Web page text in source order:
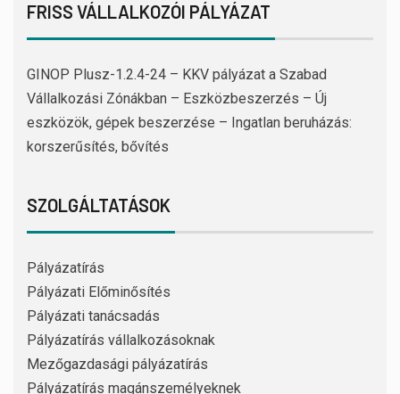
FRISS VÁLLALKOZÓI PÁLYÁZAT
GINOP Plusz-1.2.4-24 – KKV pályázat a Szabad
Vállalkozási Zónákban – Eszközbeszerzés – Új
eszközök, gépek beszerzése – Ingatlan beruházás:
korszerűsítés, bővítés
SZOLGÁLTATÁSOK
Pályázatírás
Pályázati Előminősítés
Pályázati tanácsadás
Pályázatírás vállalkozásoknak
Mezőgazdasági pályázatírás
Pályázatírás magánszemélyeknek